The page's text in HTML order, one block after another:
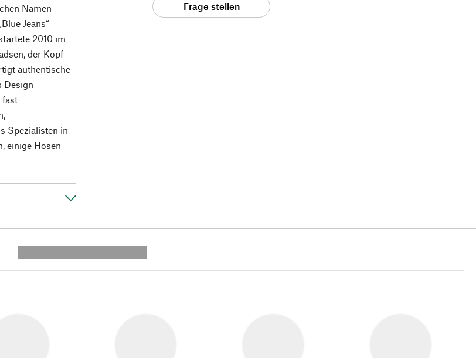
Namen
Jeans“
2010 im
der Kopf
authentische
Design
fast
Spezialisten in
einige Hosen
Frage stellen